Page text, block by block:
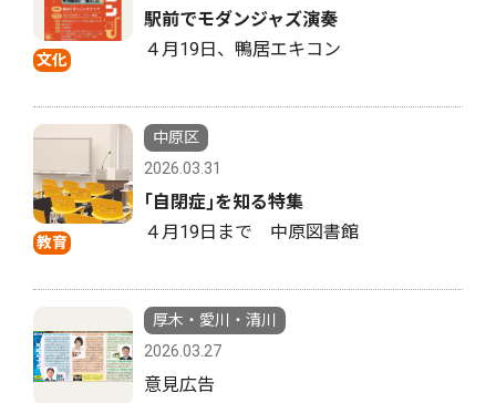
文化
駅前でモダンジャズ演奏
４月19日、鴨居エキコン
教育
中原区
2026.03.31
｢自閉症｣を知る特集
４月19日まで 中原図書館
厚木・愛川・清川
2026.03.27
意見広告